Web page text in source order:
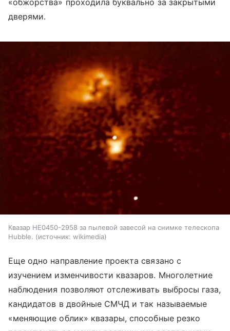
«обжорства» проходила буквально за закрытыми
дверями.
Квазар HE0450-2958 за пылевой завесой на снимке телескопа
Hubble.
источник: wikimedia
Еще одно направление проекта связано с
изучением изменчивости квазаров. Многолетние
наблюдения позволяют отслеживать выбросы газа,
кандидатов в двойные СМЧД и так называемые
«меняющие облик» квазары, способные резко